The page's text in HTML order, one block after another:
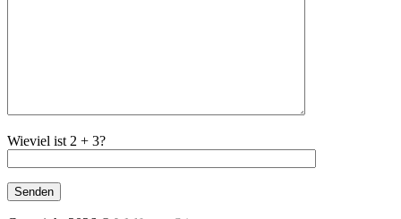
Wieviel ist 2 + 3?